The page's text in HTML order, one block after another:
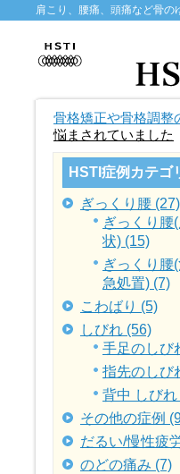
肩こり、腰痛、頭痛など骨
骨格矯正や骨格調整
悩まされていました
HSTI症例カテゴ
ぎっくり腰 (27)
ぎっくり腰
状) (15)
ぎっくり腰
急処置) (7)
こわばり (5)
しびれ (56)
手足のしび
指先のしび
背中 しびれ
その他の症例
だるい/慢性疲
のどの痛み (7)